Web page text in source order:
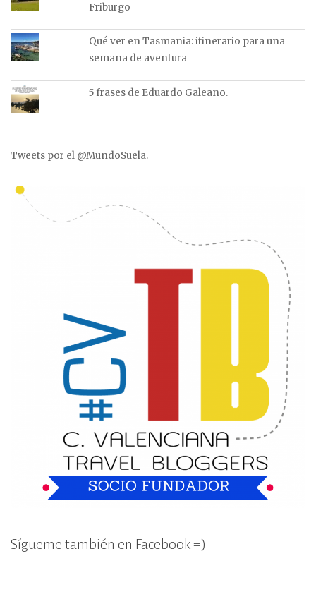
Friburgo
Qué ver en Tasmania: itinerario para una
semana de aventura
5 frases de Eduardo Galeano.
Tweets por el @MundoSuela.
Sígueme también en Facebook =)